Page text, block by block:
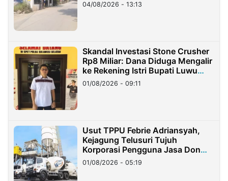
04/08/2026 - 13:13
Skandal Investasi Stone Crusher
Rp8 Miliar: Dana Diduga Mengalir
ke Rekening Istri Bupati Luwu
Timur
01/08/2026 - 09:11
Usut TPPU Febrie Adriansyah,
Kejagung Telusuri Tujuh
Korporasi Pengguna Jasa Don
Ritto
01/08/2026 - 05:19